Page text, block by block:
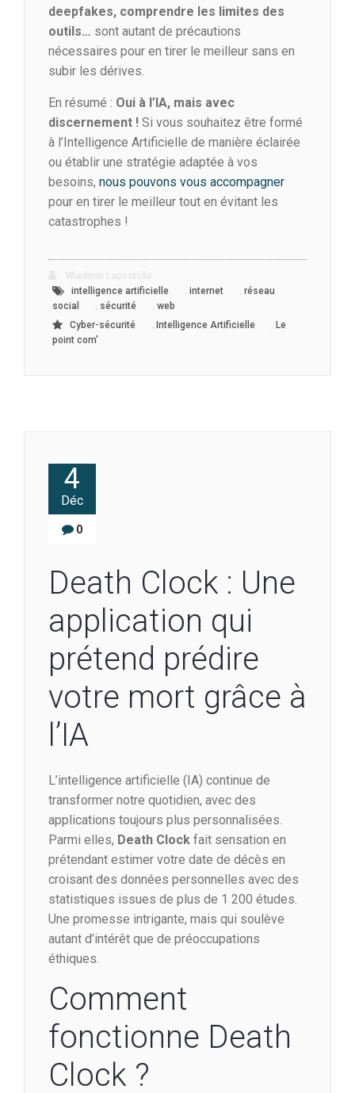
deepfakes, comprendre les limites des
outils… sont autant de précautions
nécessaires pour en tirer le meilleur sans en
subir les dérives.
En résumé : Oui à l’IA, mais avec
discernement ! Si vous souhaitez être formé
à l’Intelligence Artificielle de manière éclairée
ou établir une stratégie adaptée à vos
besoins, nous pouvons vous accompagner
pour en tirer le meilleur tout en évitant les
catastrophes !
intelligence artificielle
internet
réseau
social
sécurité
web
Cyber-sécurité
Intelligence Artificielle
Le
point com'
4
Déc
0
Death Clock : Une
application qui
prétend prédire
votre mort grâce à
l’IA
L’intelligence artificielle (IA) continue de
transformer notre quotidien, avec des
applications toujours plus personnalisées.
Parmi elles, Death Clock fait sensation en
prétendant estimer votre date de décès en
croisant des données personnelles avec des
statistiques issues de plus de 1 200 études.
Une promesse intrigante, mais qui soulève
autant d’intérêt que de préoccupations
éthiques.
Comment
fonctionne Death
Clock ?